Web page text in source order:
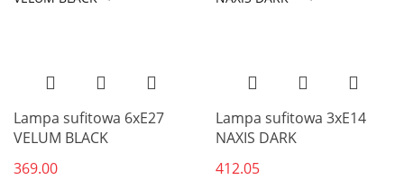
Lampa sufitowa 6xE27
VELUM BLACK
369.00
Lampa sufitowa 3xE14
NAXIS DARK
412.05